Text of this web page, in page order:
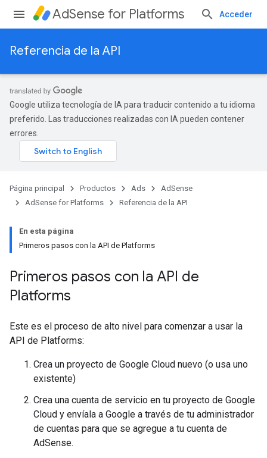
AdSense for Platforms Acceder
Referencia de la API
Google utiliza tecnología de IA para traducir contenido a tu idioma
preferido. Las traducciones realizadas con IA pueden contener
errores.
Página principal Productos Ads
AdSense
AdSense for Platforms
Referencia de la API
En esta página
Primeros pasos con la API de Platforms
Primeros pasos con la API de
Platforms
Este es el proceso de alto nivel para comenzar a usar la
API de Platforms:
Crea un proyecto de Google Cloud nuevo (o usa uno
existente)
Crea una cuenta de servicio en tu proyecto de Google
Cloud y envíala a Google a través de tu administrador
de cuentas para que se agregue a tu cuenta de
AdSense.